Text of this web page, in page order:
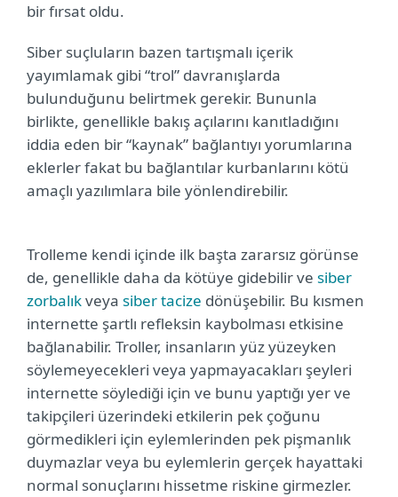
bir fırsat oldu.
Siber suçluların bazen tartışmalı içerik
yayımlamak gibi “trol” davranışlarda
bulunduğunu belirtmek gerekir. Bununla
birlikte, genellikle bakış açılarını kanıtladığını
iddia eden bir “kaynak” bağlantıyı yorumlarına
eklerler fakat bu bağlantılar kurbanlarını kötü
amaçlı yazılımlara bile yönlendirebilir.
Trolleme kendi içinde ilk başta zararsız görünse
de, genellikle daha da kötüye gidebilir ve siber
zorbalıkveya siber tacize dönüşebilir. Bu kısmen
internette şartlı refleksin kaybolması etkisine
bağlanabilir. Troller, insanların yüz yüzeyken
söylemeyecekleri veya yapmayacakları şeyleri
internette söylediği için ve bunu yaptığı yer ve
takipçileri üzerindeki etkilerin pek çoğunu
görmedikleri için eylemlerinden pek pişmanlık
duymazlar veya bu eylemlerin gerçek hayattaki
normal sonuçlarını hissetme riskine girmezler.